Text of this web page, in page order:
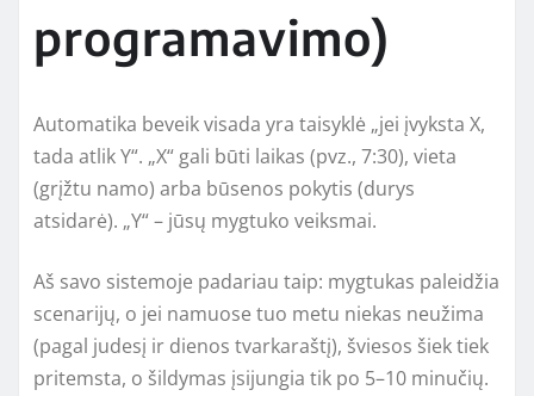
programavimo)
Automatika beveik visada yra taisyklė „jei įvyksta X,
tada atlik Y“. „X“ gali būti laikas (pvz., 7:30), vieta
(grįžtu namo) arba būsenos pokytis (durys
atsidarė). „Y“ – jūsų mygtuko veiksmai.
Aš savo sistemoje padariau taip: mygtukas paleidžia
scenarijų, o jei namuose tuo metu niekas neužima
(pagal judesį ir dienos tvarkaraštį), šviesos šiek tiek
pritemsta, o šildymas įsijungia tik po 5–10 minučių.